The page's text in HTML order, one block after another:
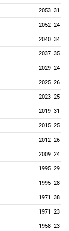
2053 31
2052 24
2040 34
2037 35
2029 24
2025 26
2023 25
2019 31
2015 25
2012 26
2009 24
1995 29
1995 28
1971 38
1971 23
1958 23